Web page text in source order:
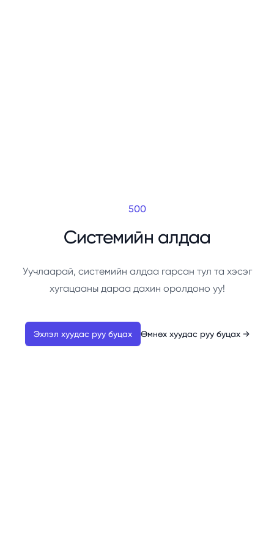
500
Системийн алдаа
Уучлаарай, системийн алдаа гарсан тул та хэсэг
хугацааны дараа дахин оролдоно уу!
Эхлэл хуудас руу буцах Өмнөх хуудас руу буцах →